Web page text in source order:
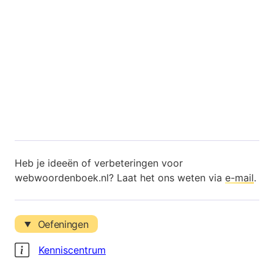
Heb je ideeën of verbeteringen voor
webwoordenboek.nl? Laat het ons weten via e-mail.
Oefeningen
Kenniscentrum